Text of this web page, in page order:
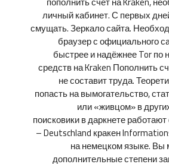
личный кабинет. С первых
смущать. Зеркало сайта.
браузер с официального
быстрее и надёжнее Tor по
средств на Kraken Пополнить
не составит труда.
попасть на вымогательство,
или «живцом» в
поисковики в даркнете
– Deutschland кракен
на немецком языке. Вы
дополнительные степени